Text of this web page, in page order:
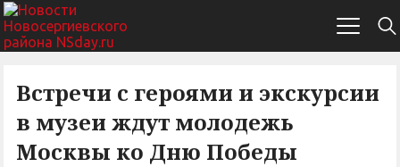
Встречи с героями и экскурсии
в музеи ждут молодежь
Москвы ко Дню Победы